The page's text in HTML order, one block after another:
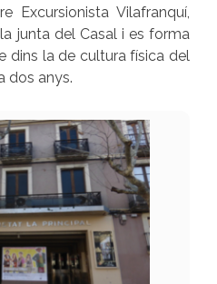
Excursionista Vilafranquí,
junta del Casal i es forma
dins la de cultura física del
dos anys.